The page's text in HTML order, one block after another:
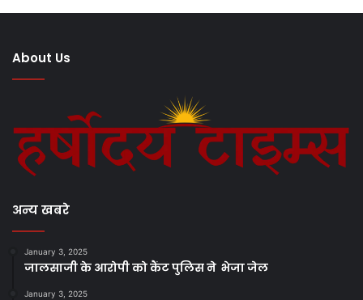
About Us
अन्य खबरे
January 3, 2025
जालसाजी के आरोपी को कैंट पुलिस ने भेजा जेल
January 3, 2025